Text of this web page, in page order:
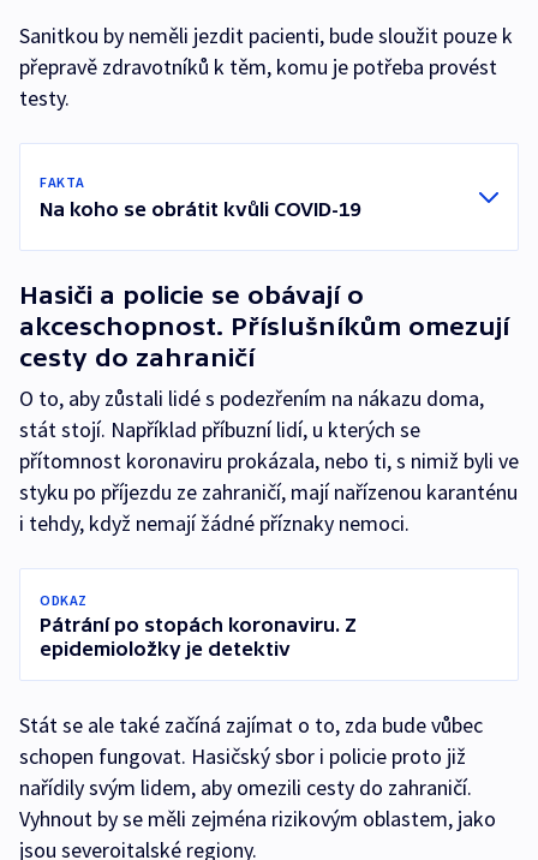
Sanitkou by neměli jezdit pacienti, bude sloužit pouze k
přepravě zdravotníků k těm, komu je potřeba provést
testy.
FAKTA
Na koho se obrátit kvůli COVID-19
Hasiči a policie se obávají o
akceschopnost. Příslušníkům omezují
cesty do zahraničí
O to, aby zůstali lidé s podezřením na nákazu doma,
stát stojí. Například příbuzní lidí, u kterých se
přítomnost koronaviru prokázala, nebo ti, s nimiž byli ve
styku po příjezdu ze zahraničí, mají nařízenou karanténu
i tehdy, když nemají žádné příznaky nemoci.
ODKAZ
Pátrání po stopách koronaviru. Z
epidemioložky je detektiv
Stát se ale také začíná zajímat o to, zda bude vůbec
schopen fungovat. Hasičský sbor i policie proto již
nařídily svým lidem, aby omezili cesty do zahraničí.
Vyhnout by se měli zejména rizikovým oblastem, jako
jsou severoitalské regiony.